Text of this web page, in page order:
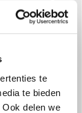
te
te bieden
delen we